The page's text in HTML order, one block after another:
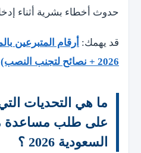
حدوث أخطاء بشرية أثناء
قد يهمك: أرقام المتبرعين
2026 + نصائح لتجنب النصب)
ما هي التحديات
على طلب مساعدة
السعودية 2026 ؟